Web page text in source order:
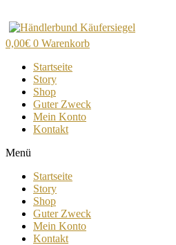
Inhalt
wechseln
0,00€ 0 Warenkorb
Startseite
Story
Shop
Guter Zweck
Mein Konto
Kontakt
Menü
Startseite
Story
Shop
Guter Zweck
Mein Konto
Kontakt